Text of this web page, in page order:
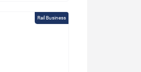
Rail Business